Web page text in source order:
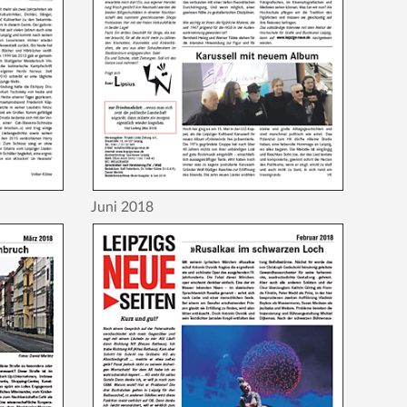
Juni 2018